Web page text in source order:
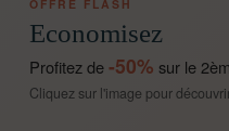
OFFRE FLASH
Economisez
Profitez de-50% sur le
Cliquez sur l'image pour